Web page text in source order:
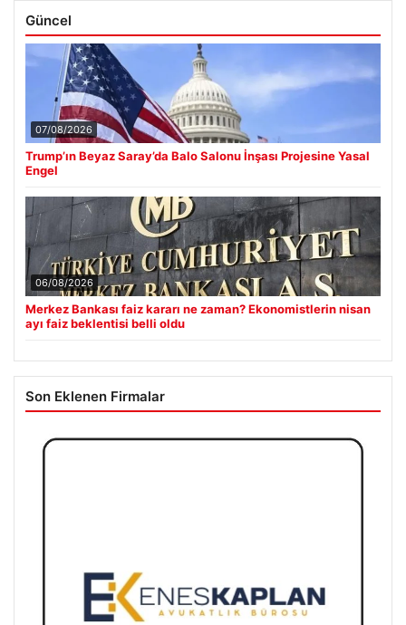
Güncel
07/08/2026
Trump’ın Beyaz Saray’da Balo Salonu İnşası Projesine Yasal
Engel
06/08/2026
Merkez Bankası faiz kararı ne zaman? Ekonomistlerin nisan
ayı faiz beklentisi belli oldu
Son Eklenen Firmalar